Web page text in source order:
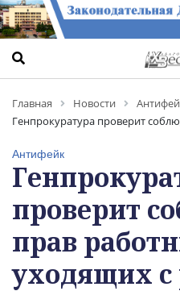
Главная Новости
Генпрокуратура проверит
Антифейк
проверит
прав
уходящих